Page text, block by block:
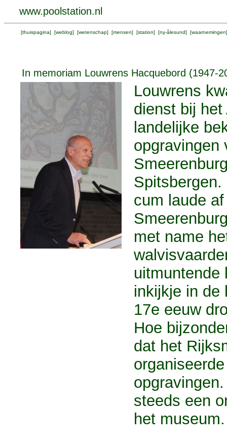
www.poolstation.nl
[thuispagina] [weblog] [wetenschap] [mensen] [station] [ny-ålesund] [waarnemingen
In memoriam Louwrens Hacquebord (1947-
Louwrens
dienst bij
landelijke
opgravingen
cum laude
met name
uitmuntende
inkijkje in de
17e eeuw
Hoe
dat het
steeds een
het museum.